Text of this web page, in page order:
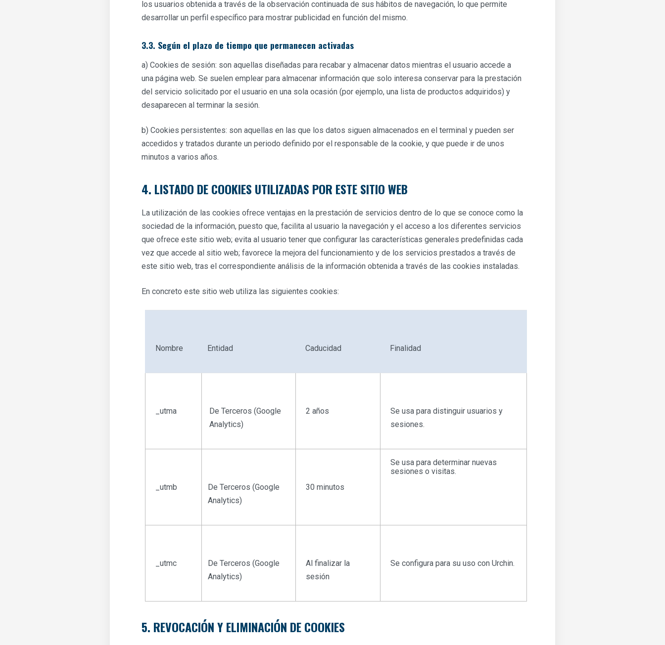
los usuarios obtenida a través de la observación continuada de sus hábitos de navegación, lo que permite
desarrollar un perfil específico para mostrar publicidad en función del mismo.
3.3. Según el plazo de tiempo que permanecen activadas
a) Cookies de sesión: son aquellas diseñadas para recabar y almacenar datos mientras el usuario accede a
una página web. Se suelen emplear para almacenar información que solo interesa conservar para la prestación
del servicio solicitado por el usuario en una sola ocasión (por ejemplo, una lista de productos adquiridos) y
desaparecen al terminar la sesión.
b) Cookies persistentes: son aquellas en las que los datos siguen almacenados en el terminal y pueden ser
accedidos y tratados durante un periodo definido por el responsable de la cookie, y que puede ir de unos
minutos a varios años.
4. LISTADO DE COOKIES UTILIZADAS POR ESTE SITIO WEB
La utilización de las cookies ofrece ventajas en la prestación de servicios dentro de lo que se conoce como la
sociedad de la información, puesto que, facilita al usuario la navegación y el acceso a los diferentes servicios
que ofrece este sitio web; evita al usuario tener que configurar las características generales predefinidas cada
vez que accede al sitio web; favorece la mejora del funcionamiento y de los servicios prestados a través de
este sitio web, tras el correspondiente análisis de la información obtenida a través de las cookies instaladas.
En concreto este sitio web utiliza las siguientes cookies:
Nombre Entidad Caducidad Finalidad
_utma
De Terceros (Google
Analytics)
2 años
Se usa para distinguir usuarios y
sesiones.
_utmb
De Terceros (Google
Analytics)
30 minutos
Se usa para determinar nuevas
sesiones o visitas.
_utmc
De Terceros (Google
Analytics)
Al finalizar la
sesión
Se configura para su uso con Urchin.
5. REVOCACIÓN Y ELIMINACIÓN DE COOKIES